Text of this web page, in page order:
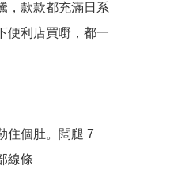
，款款都充滿日系
便利店買嘢，都一
住個肚。闊腿 7
線條